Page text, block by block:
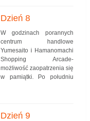
Dzień 8
W godzinach porannych
centrum handlowe
Yumesaito i Hamanomachi
Shopping Arcade-
możliwość zaopatrzenia się
w pamiątki. Po południu
Dzień 9